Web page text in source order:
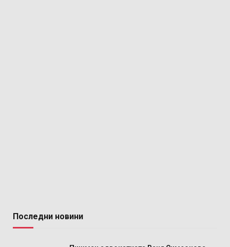
Последни новини